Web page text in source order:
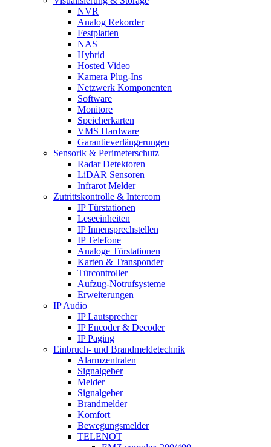
NVR
Analog Rekorder
Festplatten
NAS
Hybrid
Hosted Video
Kamera Plug-Ins
Netzwerk Komponenten
Software
Monitore
Speicherkarten
VMS Hardware
Garantieverlängerungen
Sensorik & Perimeterschutz
Radar Detektoren
LiDAR Sensoren
Infrarot Melder
Zutrittskontrolle & Intercom
IP Türstationen
Leseeinheiten
IP Innensprechstellen
IP Telefone
Analoge Türstationen
Karten & Transponder
Türcontroller
Aufzug-Notrufsysteme
Erweiterungen
IP Audio
IP Lautsprecher
IP Encoder & Decoder
IP Paging
Einbruch- und Brandmeldetechnik
Alarmzentralen
Signalgeber
Melder
Signalgeber
Brandmelder
Komfort
Bewegungsmelder
TELENOT